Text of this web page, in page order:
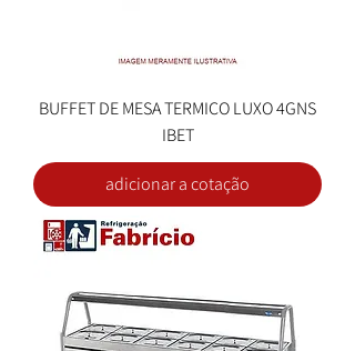
BUFFET DE MESA TERMICO LUXO 4GNS
IBET
adicionar a cotação